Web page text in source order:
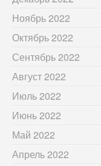
Ноябрь 2022
Октябрь 2022
Сентябрь 2022
Август 2022
Июль 2022
Июнь 2022
Май 2022
Апрель 2022